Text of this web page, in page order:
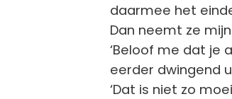
daarmee het
Dan neemt ze
‘Beloof me dat je
eerder dwingend
‘Dat is niet zo